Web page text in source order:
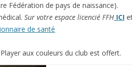
Fédération de pays de naissance).
Sur votre espace licencié FFHICI
de santé
aux couleurs du club est offert.